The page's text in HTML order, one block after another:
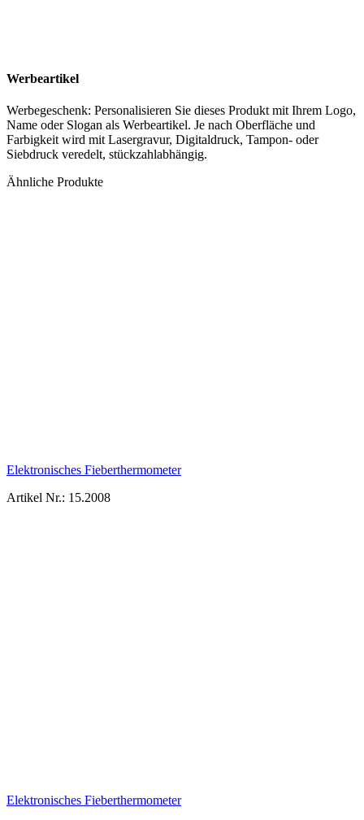
Werbeartikel
Werbegeschenk: Personalisieren Sie dieses Produkt mit Ihrem Logo,
Name oder Slogan als Werbeartikel. Je nach Oberfläche und
Farbigkeit wird mit Lasergravur, Digitaldruck, Tampon- oder
Siebdruck veredelt, stückzahlabhängig.
Ähnliche Produkte
Elektronisches Fieberthermometer
Artikel Nr.: 15.2008
Elektronisches Fieberthermometer